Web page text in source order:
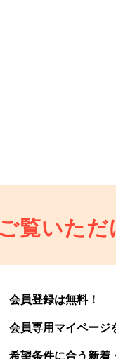
ご覧いただ
会員登録は無料！
会員専用マイページ
希望条件に合う新着